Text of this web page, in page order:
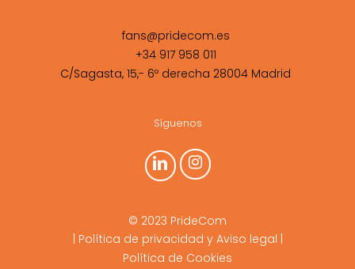
fans@pridecom.es
+34 917 958 011
C/Sagasta, 15,- 6º derecha 28004 Madrid
Síguenos
© 2023 PrideCom
Política de privacidad y Aviso legal
Política de Cookies